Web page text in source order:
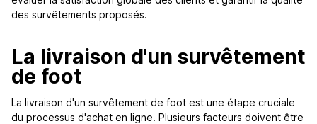
des survêtements proposés.
La livraison d'un survêtement
de foot
La livraison d'un survêtement de foot est une étape cruciale
du processus d'achat en ligne. Plusieurs facteurs doivent être